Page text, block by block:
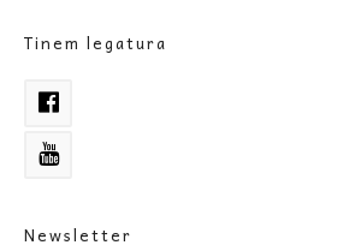
Tinem legatura
Newsletter